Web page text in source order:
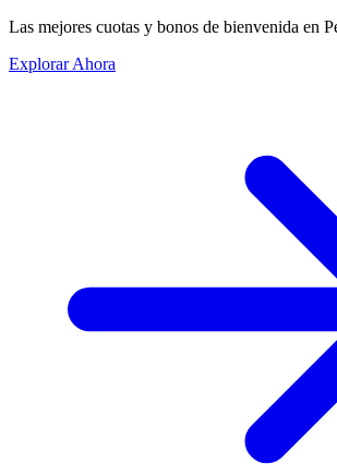
Las mejores cuotas y bonos de bienvenida en
Explorar Ahora